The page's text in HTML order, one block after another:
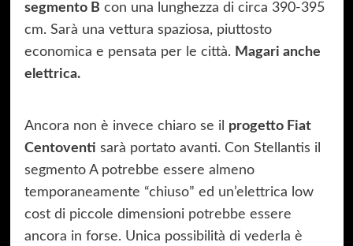
segmento B con una lunghezza di circa 390-395
cm. Sarà una vettura spaziosa, piuttosto
economica e pensata per le città. Magari anche
elettrica.
Ancora non è invece chiaro se il progetto Fiat
Centoventi sarà portato avanti. Con Stellantis il
segmento A potrebbe essere almeno
temporaneamente “chiuso” ed un’elettrica low
cost di piccole dimensioni potrebbe essere
ancora in forse. Unica possibilità di vederla è